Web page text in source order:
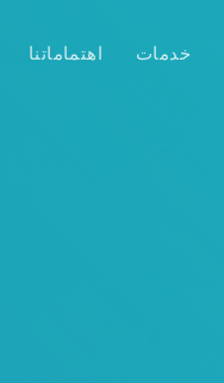
خدمات اهتماماتنا